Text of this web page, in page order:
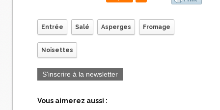
Entrée Salé Asperges Fromage
Noisettes
S'inscrire à la newsletter
Vous aimerez aussi :